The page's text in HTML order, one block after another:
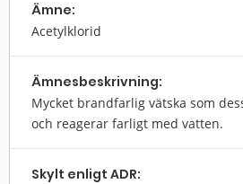
Ämne:
Acetylklorid
Ämnes­beskrivning:
Mycket brandfarlig vätska som
och reagerar farligt med vatten.
Skylt enligt ADR: